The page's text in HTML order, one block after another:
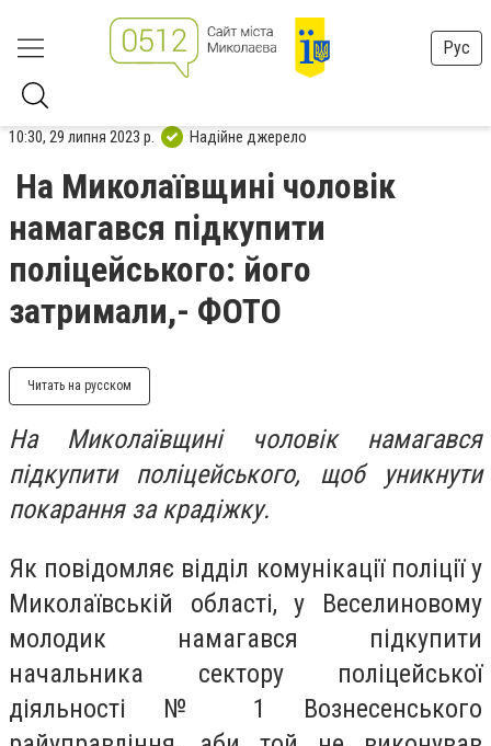
Рус
10:30, 29 липня 2023 р. Надійне джерело
На Миколаївщині чоловік
намагався підкупити
поліцейського: його
затримали,- ФОТО
Читать на русском
На Миколаївщині чоловік намагався
підкупити поліцейського, щоб уникнути
покарання за крадіжку.
Як повідомляє відділ комунікації поліції у
Миколаївській області, у Веселиновому
молодик намагався підкупити
начальника сектору поліцейської
діяльності № 1 Вознесенського